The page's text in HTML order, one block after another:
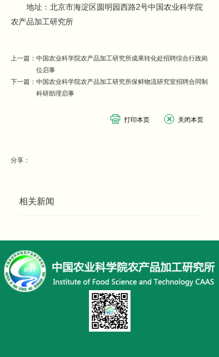
地址：北京市海淀区圆明园西路2号中国农业科学院
农产品加工研究所
上一篇：中国农业科学院农产品加工研究所成果转化处招聘综合行政岗
位启事
下一篇：中国农业科学院农产品加工研究所保鲜物流研究室招聘合同制
科研助理启事
分享：
相关新闻